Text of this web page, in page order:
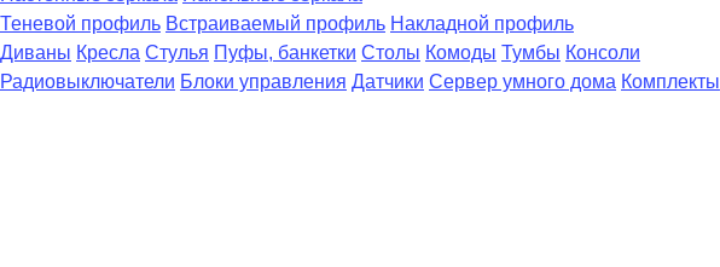
Теневой профиль Встраиваемый профиль Накладной профиль
Диваны Кресла Стулья Пуфы, банкетки Столы Комоды Тумбы Консоли
Радиовыключатели Блоки управления Датчики Сервер умного дома Комплекты